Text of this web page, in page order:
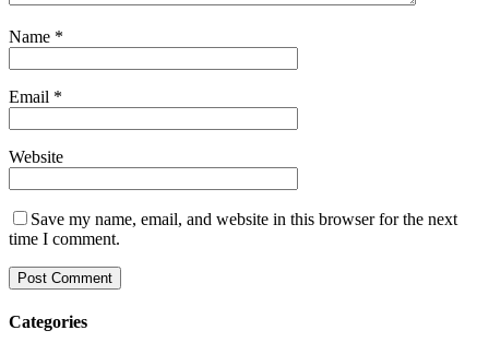
Name *
Email *
Website
Save my name, email, and website in this browser for the next
time I comment.
Categories